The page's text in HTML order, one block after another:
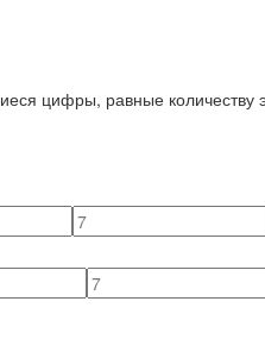
цифры, равные количеству